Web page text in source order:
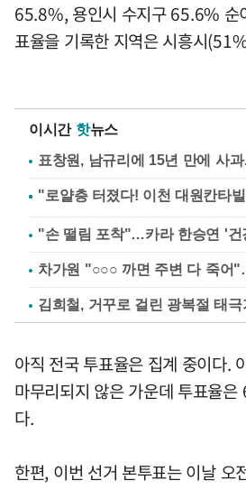
65.8%, 용인시 수지구 65.6% 순
표율을 기록한 지역은 시흥시
이시간 핫뉴스
표창원, 남규리에 15년 만에 사
"손 떨림 포착"…카라 한승연 '건
차가원 "○○○ 까면 주변 다 죽어
아직 전국 투표율은 집계 중이다.
마무리되지 않은 가운데 투표율
다.
한편, 이번 선거 본투표는 이날 오